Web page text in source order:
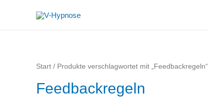
Start / Produkte verschlagwortet mit „Feedbackregeln“
Feedbackregeln